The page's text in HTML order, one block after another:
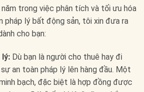
năm trong việc phân tích và tối ưu hóa
pháp lý bất động sản, tôi xin đưa ra
cho bạn:
lý:Dù bạn là người cho thuê hay đi
an toàn pháp lý lên hàng đầu. Một
bạch, đặc biệt là hợp đồng được